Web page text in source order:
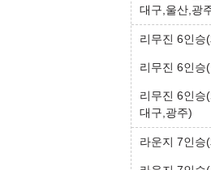
대구,울산,광
리무진 6인승
리무진 6인승
리무진 6인승
대구,광주)
라운지 7인승